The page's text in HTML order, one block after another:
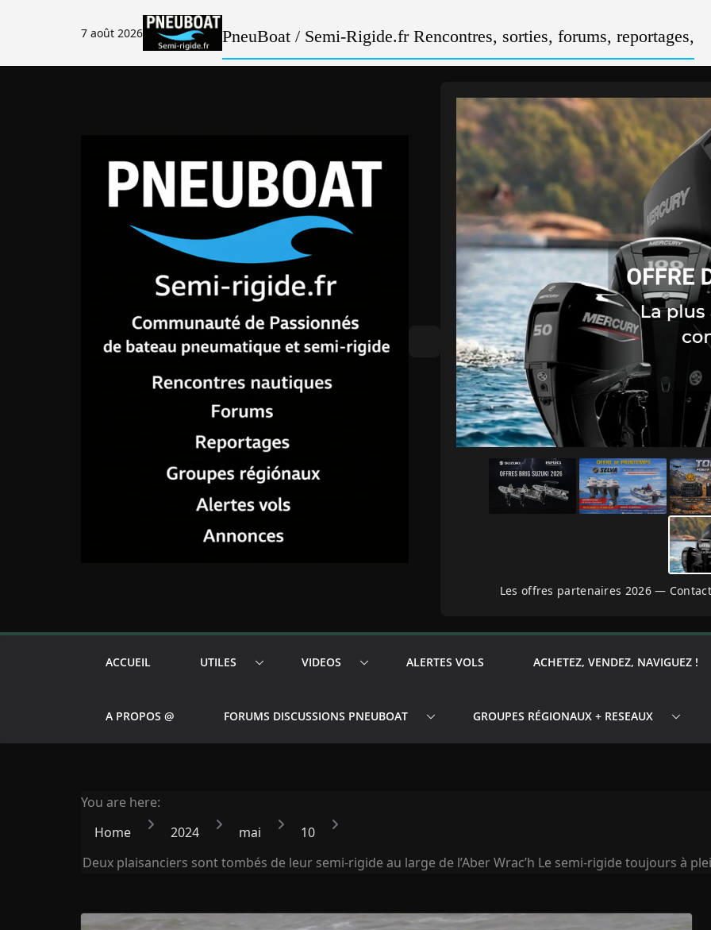
7 août 2026 PneuBoat / Semi-Rigide.fr Rencontres, sorties, forums, reportages,
Les offres partenaires 2026 —
ACCUEIL UTILES VIDEOS ALERTES VOLS ACHETEZ, VENDEZ, NAVIGUEZ !
A PROPOS @ FORUMS DISCUSSIONS PNEUBOAT GROUPES RÉGIONAUX + RESEAUX
You are here:
Home
2024 mai
10
Deux plaisanciers sont tombés de leur semi-rigide au large de l’Aber Wrac’h Le semi-rigide toujours à